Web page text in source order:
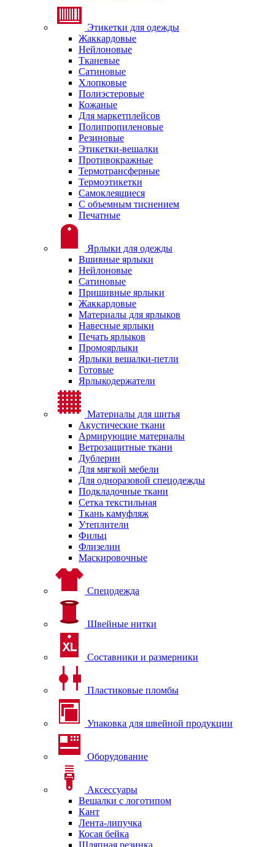
Этикетки для одежды
Жаккардовые
Нейлоновые
Тканевые
Сатиновые
Хлопковые
Полиэстеровые
Кожаные
Для маркетплейсов
Полипропиленовые
Резиновые
Этикетки-вешалки
Противокражные
Термотрансферные
Термоэтикетки
Самоклеящиеся
С объемным тиснением
Печатные
Ярлыки для одежды
Вшивные ярлыки
Нейлоновые
Сатиновые
Пришивные ярлыки
Жаккардовые
Материалы для ярлыков
Навесные ярлыки
Печать ярлыков
Промоярлыки
Ярлыки вешалки-петли
Готовые
Ярлыкодержатели
Материалы для шитья
Акустические ткани
Армирующие материалы
Ветрозащитные ткани
Дублерин
Для мягкой мебели
Для одноразовой спецодежды
Подкладочные ткани
Сетка текстильная
Ткань камуфляж
Утеплители
Фильц
Флизелин
Маскировочные
Спецодежда
Швейные нитки
Составники и размерники
Пластиковые пломбы
Упаковка для швейной продукции
Оборудование
Аксессуары
Вешалки с логотипом
Кант
Лента-липучка
Косая бейка
Шляпная резинка